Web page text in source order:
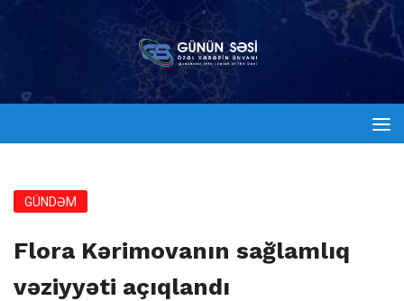
GÜNDƏM
Flora Kərimovanın sağlamlıq
vəziyyəti açıqlandı